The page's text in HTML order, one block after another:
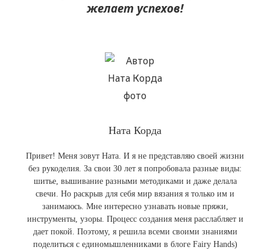
желает успехов!
Ната Корда
Привет! Меня зовут Ната. И я не представляю своей жизни
без рукоделия. За свои 30 лет я попробовала разные виды:
шитье, вышивание разными методиками и даже делала
свечи. Но раскрыв для себя мир вязания я только им и
занимаюсь. Мне интересно узнавать новые пряжи,
инструменты, узоры. Процесс создания меня расслабляет и
дает покой. Поэтому, я решила всеми своими знаниями
поделиться с единомышленниками в блоге Fairy Hands)